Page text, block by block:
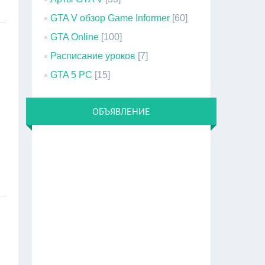
GTA V обзор Game Informer [60]
GTA Online [100]
Расписание уроков [7]
GTA 5 PC [15]
ОБЪЯВЛЕНИЕ